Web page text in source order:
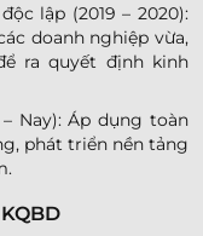
lập (2019 – 2020):
doanh nghiệp vừa,
ra quyết định kinh
Nay): Áp dụng toàn
phát triển nền tảng